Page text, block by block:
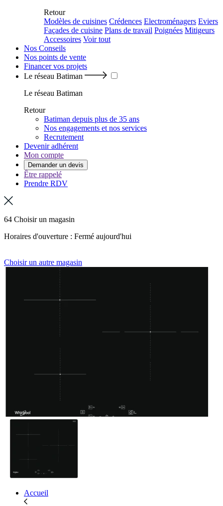
Retour
Modèles de cuisines Crédences Electroménagers Eviers
Façades de cuisine Plans de travail Poignées Mitigeurs
Accessoires Voir tout
Nos Conseils
Nos points de vente
Financer vos projets
Le réseau Batiman
Le réseau Batiman
Retour
Batiman depuis plus de 35 ans
Nos engagements et nos services
Recrutement
Devenir adhérent
Mon compte
Demander un devis
Être rappelé
Prendre RDV
64 Choisir un magasin
Horaires d'ouverture : Fermé aujourd'hui
Choisir un autre magasin
Accueil